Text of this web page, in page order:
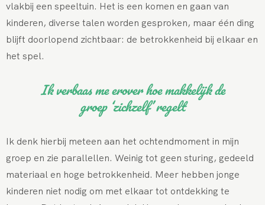
vlakbij een speeltuin. Het is een komen en gaan van
kinderen, diverse talen worden gesproken, maar één ding
blijft doorlopend zichtbaar: de betrokkenheid bij elkaar en
het spel.
Ik verbaas me erover hoe makkelijk de
groep ‘zichzelf’ regelt
Ik denk hierbij meteen aan het ochtendmoment in mijn
groep en zie parallellen. Weinig tot geen sturing, gedeeld
materiaal en hoge betrokkenheid. Meer hebben jonge
kinderen niet nodig om met elkaar tot ontdekking te